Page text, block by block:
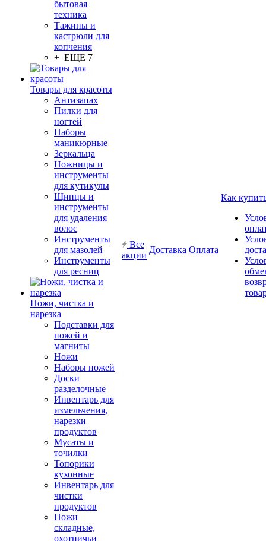
бытовая
техника
Тажины и
кастрюли для
копчения
+ ЕЩЕ 7
Товары для красоты
Антизапах
Пилки для
ногтей
Наборы
маникюрные
Зеркальца
Ножницы и
инструменты
для кутикулы
Щипцы и
инструменты
для удаления
волос
Инструменты
для мазолей
Инструменты
для ресниц
Ножи, чистка и
нарезка
Подставки для
ножей и
магниты
Ножи
Наборы ножей
Доски
разделочные
Инвентарь для
измельчения,
нарезки
продуктов
Мусаты и
точилки
Топорики
кухонные
Инвентарь для
чистки
продуктов
Ножи
складные,
охотничьи
Все
акции
Доставка Оплата
Как